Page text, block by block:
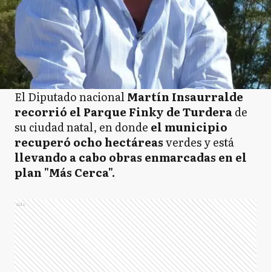
El Diputado nacionalMartín Insaurralde
recorrió el Parque Finky de Turderade
su ciudad natal, en donde el municipio
recuperó ocho hectáreasverdes y está
llevando a cabo obras enmarcadas en el
plan "Más Cerca".
Ads